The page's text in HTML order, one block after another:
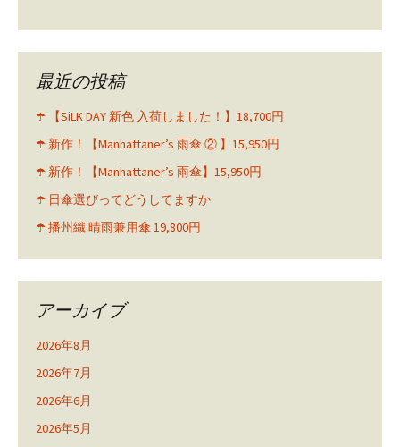
最近の投稿
☂️ 【SiLK DAY 新色 入荷しました！】18,700円
☂️ 新作！【Manhattaner’s 雨傘 ② 】15,950円
☂️ 新作！【Manhattaner’s 雨傘】15,950円
☂️ 日傘選びってどうしてますか
☂️ 播州織 晴雨兼用傘 19,800円
アーカイブ
2026年8月
2026年7月
2026年6月
2026年5月